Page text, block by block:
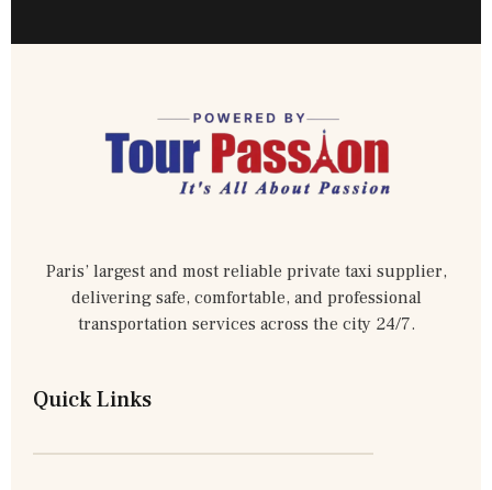
Paris’ largest and most reliable private taxi supplier,
delivering safe, comfortable, and professional
transportation services across the city 24/7.
Quick Links